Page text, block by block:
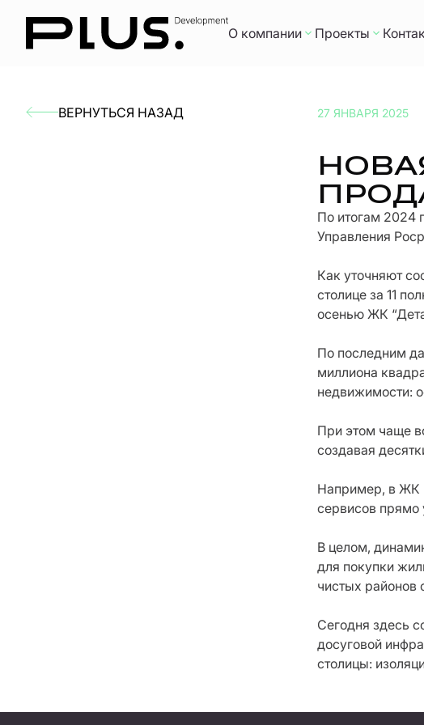
О компании Проекты
ВЕРНУТЬСЯ НАЗАД 27 ЯНВАРЯ 2025
По итогам 2024
Управления
Как уточняют
столице за 11
осенью ЖК
По последним
миллиона
недвижимости:
При этом чаще
создавая
Например, в ЖК
сервисов прямо
В целом,
для покупки
чистых районов
Сегодня здесь
досуговой
столицы: